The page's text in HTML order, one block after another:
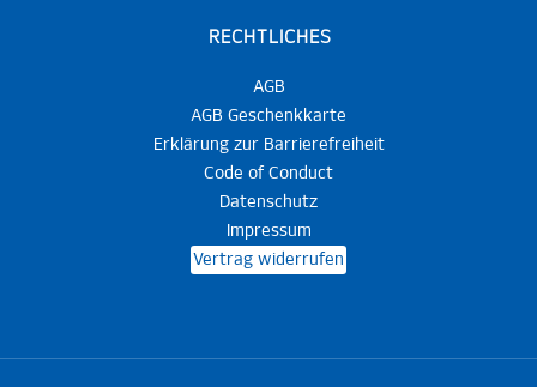
RECHTLICHES
AGB
AGB Geschenkkarte
Erklärung zur Barrierefreiheit
Code of Conduct
Datenschutz
Impressum
Vertrag widerrufen